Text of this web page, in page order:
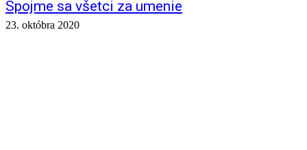
Spojme sa všetci za umenie
23. októbra 2020